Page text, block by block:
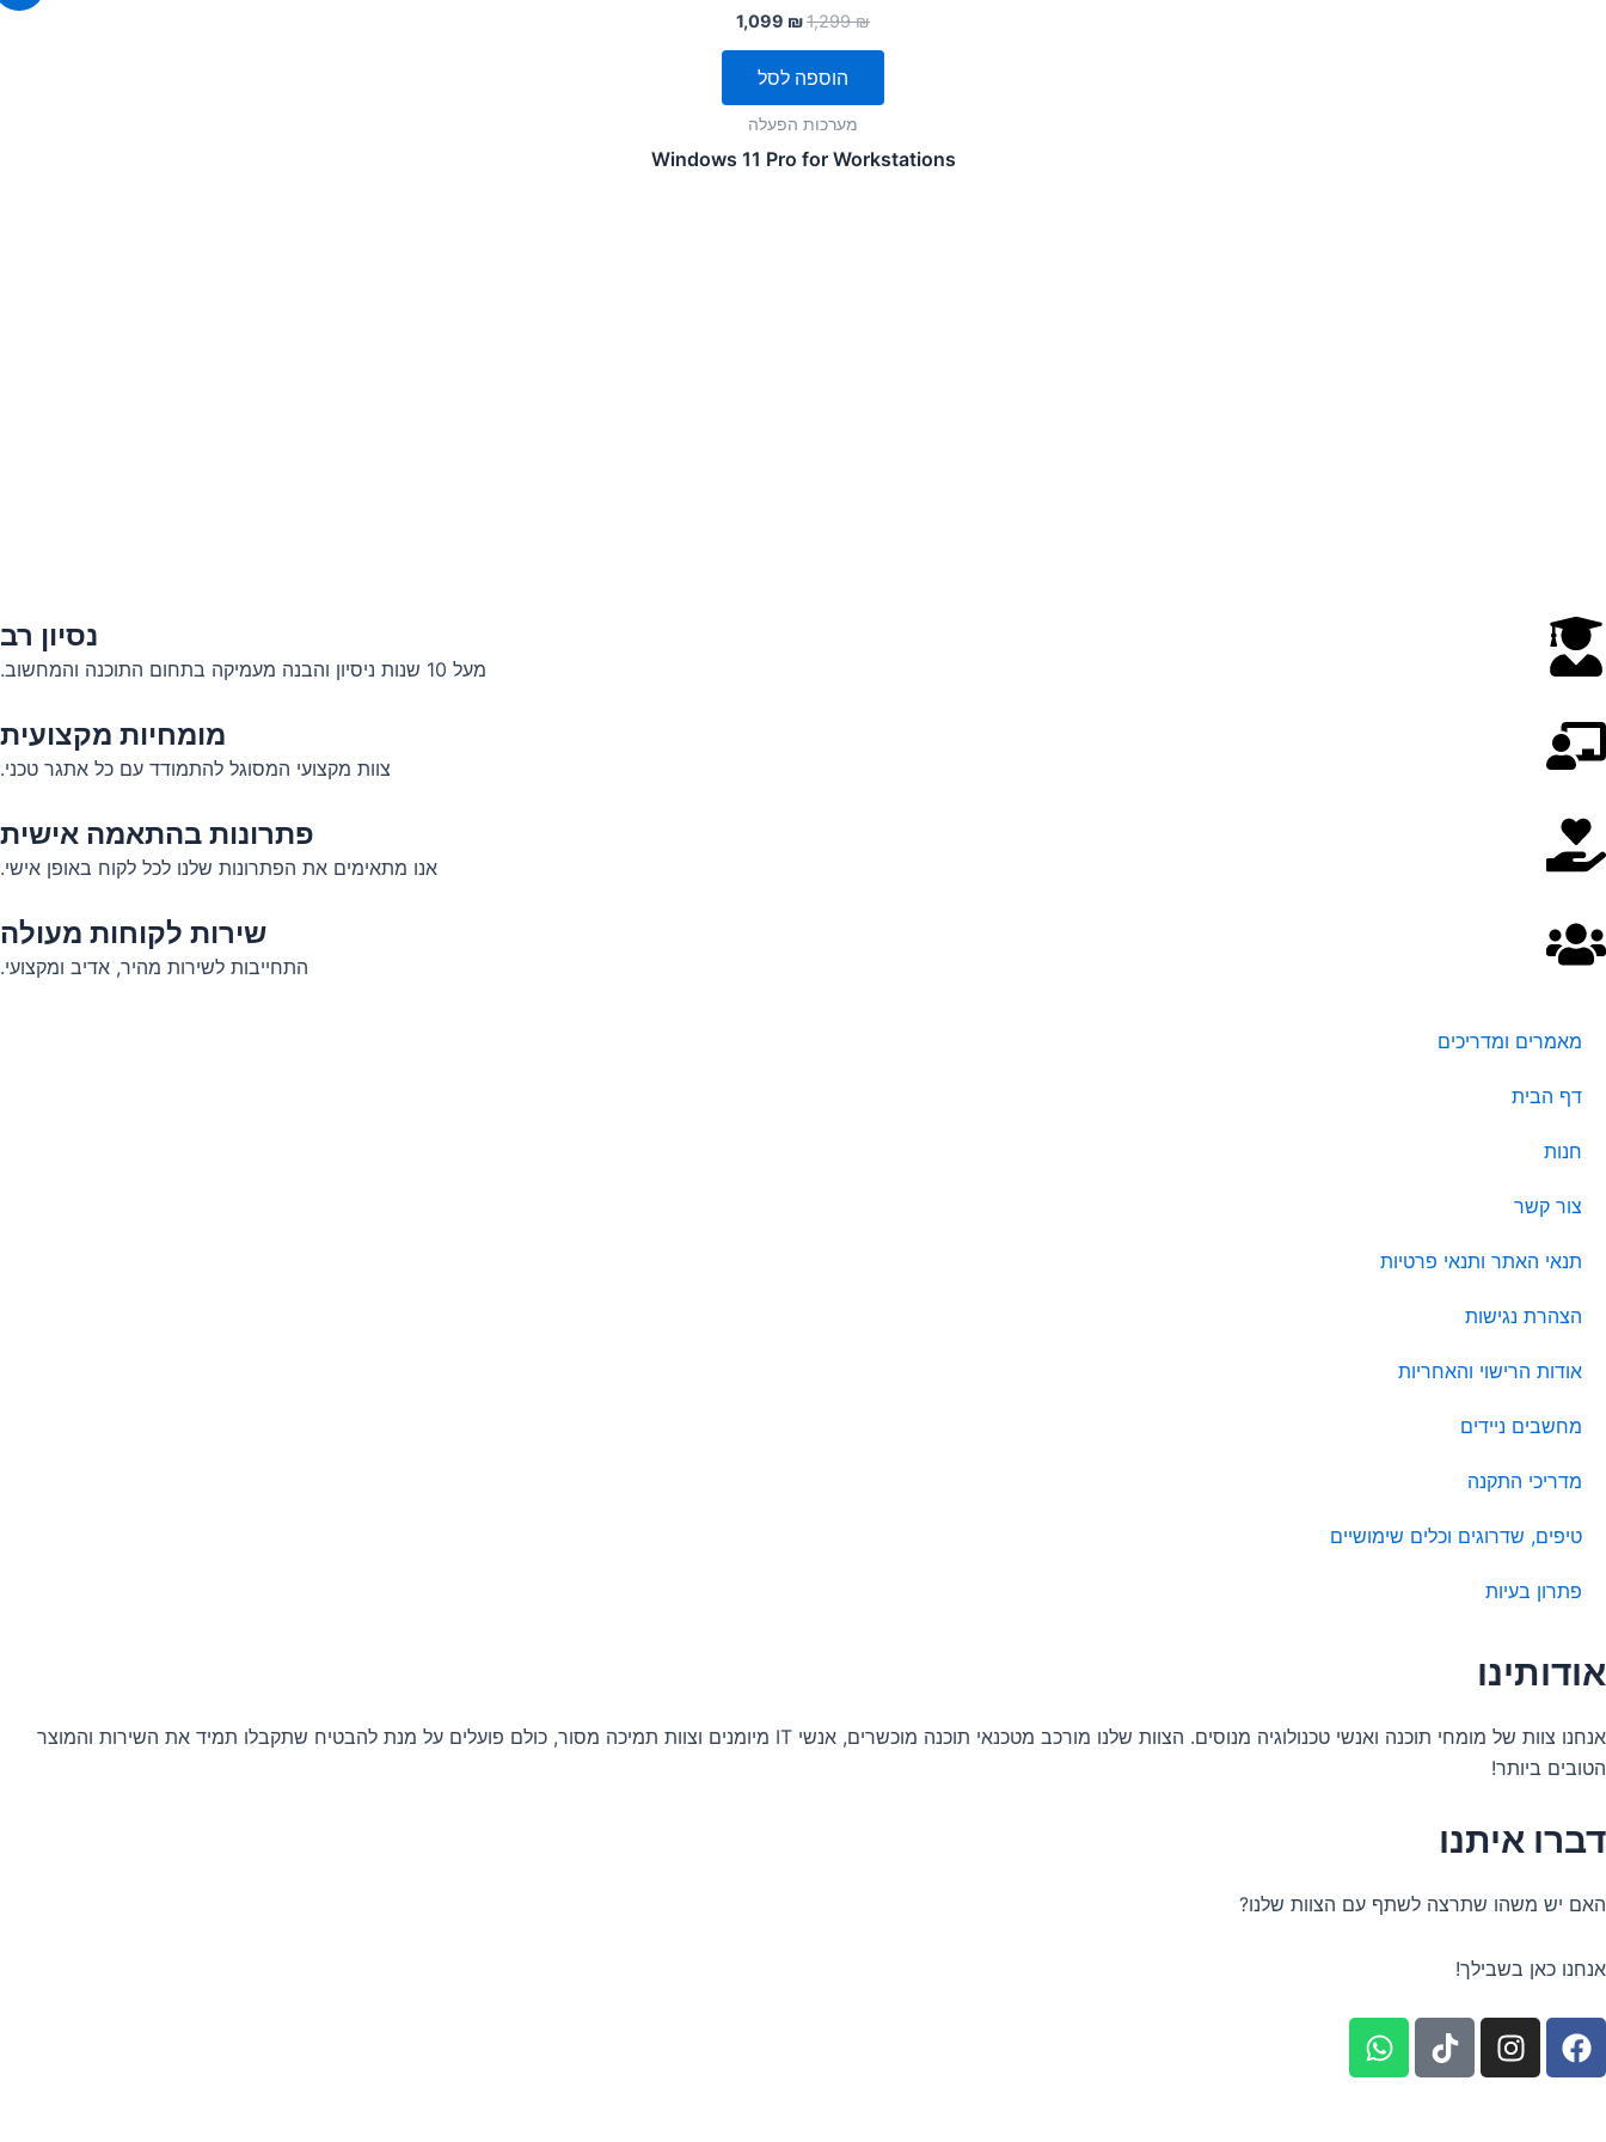
1,299₪
היה:1,099 ₪
הוא:
הוספה לסל
מערכות הפעלה
Windows 11 Pro for Workstations
נסיון רב
מעל 10 שנות ניסיון והבנה מעמיקה בתחום התוכנה והמחשוב.
מומחיות מקצועית
צוות מקצועי המסוגל להתמודד עם כל אתגר טכני.
פתרונות בהתאמה אישית
אנו מתאימים את הפתרונות שלנו לכל לקוח באופן אישי.
שירות לקוחות מעולה
התחייבות לשירות מהיר, אדיב ומקצועי.
מאמרים ומדריכים
דף הבית
חנות
צור קשר
תנאי האתר ותנאי פרטיות
הצהרת נגישות
אודות הרישוי והאחריות
מחשבים ניידים
מדריכי התקנה
טיפים, שדרוגים וכלים שימושיים
פתרון בעיות
אודותינו
אנחנו צוות של מומחי תוכנה ואנשי טכנולוגיה מנוסים. הצוות שלנו מורכב מטכנאי תוכנה מוכשרים, אנשי IT מיומנים וצוות תמיכה מסור, כולם פועלים על מנת להבטיח שתקבלו תמיד את השירות והמוצר
הטובים ביותר!
דברו איתנו
האם יש משהו שתרצה לשתף עם הצוות שלנו?
אנחנו כאן בשבילך!
F
a
I
n
W
h